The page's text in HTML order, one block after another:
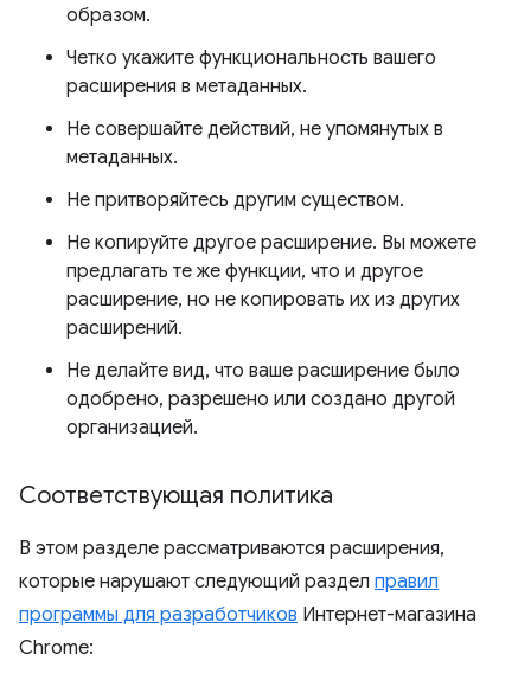
образом.
Четко укажите функциональность вашего
расширения в метаданных.
Не совершайте действий, не упомянутых в
метаданных.
Не притворяйтесь другим существом.
Не копируйте другое расширение. Вы можете
предлагать те же функции, что и другое
расширение, но не копировать их из других
расширений.
Не делайте вид, что ваше расширение было
одобрено, разрешено или создано другой
организацией.
Соответствующая политика
В этом разделе рассматриваются расширения,
которые нарушают следующий раздел правил
программы для разработчиков Интернет-магазина
Chrome: